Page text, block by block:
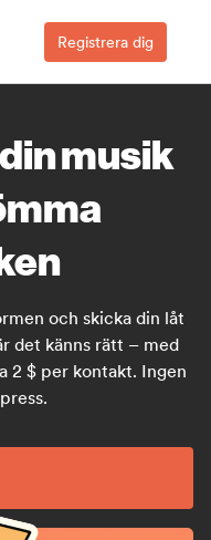
Registrera dig
musik
och skicka din låt
det känns rätt – med
2 $ per kontakt. Ingen